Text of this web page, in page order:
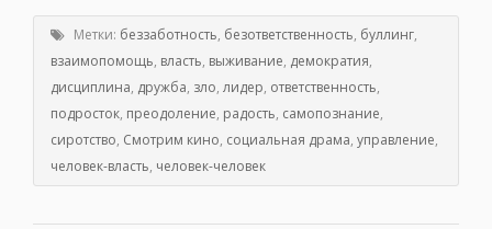
Метки: беззаботность, безответственность, буллинг,
взаимопомощь, власть, выживание, демократия,
дисциплина, дружба, зло, лидер, ответственность,
подросток, преодоление, радость, самопознание,
сиротство, Смотрим кино, социальная драма, управление,
человек-власть, человек-человек